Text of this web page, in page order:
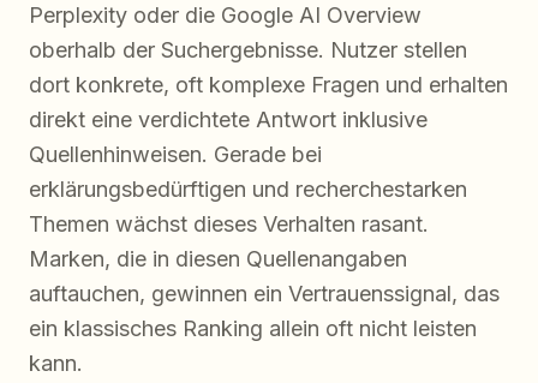
Perplexity oder die Google AI Overview
oberhalb der Suchergebnisse. Nutzer stellen
dort konkrete, oft komplexe Fragen und erhalten
direkt eine verdichtete Antwort inklusive
Quellenhinweisen. Gerade bei
erklärungsbedürftigen und recherchestarken
Themen wächst dieses Verhalten rasant.
Marken, die in diesen Quellenangaben
auftauchen, gewinnen ein Vertrauenssignal, das
ein klassisches Ranking allein oft nicht leisten
kann.